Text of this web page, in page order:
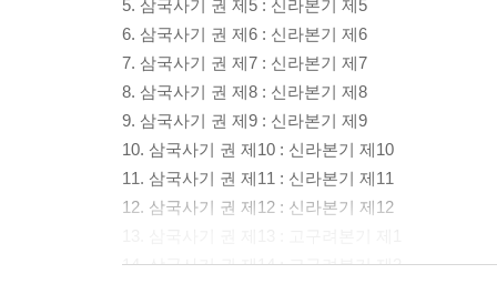
5. 삼국사기 권 제5 : 신라본기 제5
6. 삼국사기 권 제6 : 신라본기 제6
7. 삼국사기 권 제7 : 신라본기 제7
8. 삼국사기 권 제8 : 신라본기 제8
9. 삼국사기 권 제9 : 신라본기 제9
10. 삼국사기 권 제10 : 신라본기 제10
11. 삼국사기 권 제11 : 신라본기 제11
12. 삼국사기 권 제12 : 신라본기 제12
14. 삼국사기 권 제14 : 고구려본기 제2